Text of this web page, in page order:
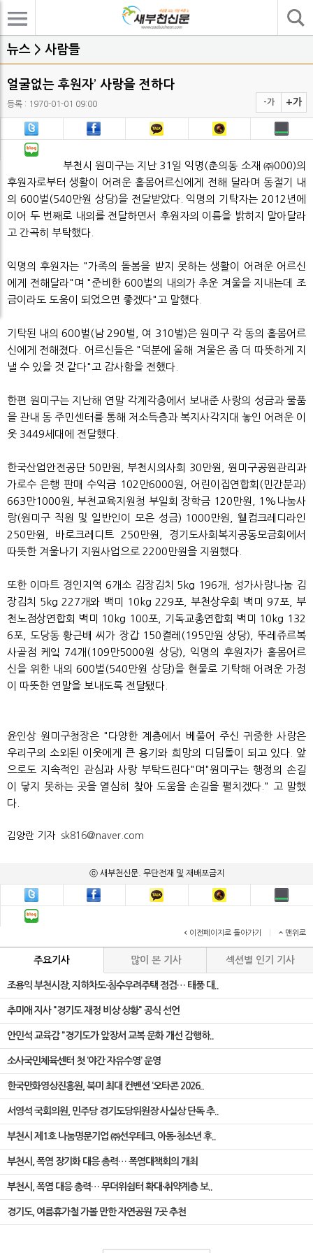
뉴스 > 사람들
얼굴없는 후원자’ 사랑을 전하다
등록 : 1970-01-01 09:00 -가 +가
부천시 원미구는 지난 31일 익명(춘의동 소재 ㈜000)의
후원자로부터 생활이 어려운 홀몸어르신에게 전해 달라며 동절기 내
의 600벌(540만원 상당)을 전달받았다. 익명의 기탁자는 2012년에
이어 두 번째로 내의를 전달하면서 후원자의 이름을 밝히지 말아달라
고 간곡히 부탁했다.
익명의 후원자는 "가족의 돌봄을 받지 못하는 생활이 어려운 어르신
에게 전해달라"며 "준비한 600벌의 내의가 추운 겨울을 지내는데 조
금이라도 도움이 되었으면 좋겠다"고 말했다.
기탁된 내의 600벌(남 290벌, 여 310벌)은 원미구 각 동의 홀몸어르
신에게 전해졌다. 어르신들은 "덕분에 올해 겨울은 좀 더 따뜻하게 지
낼 수 있을 것 같다"고 감사함을 전했다.
한편 원미구는 지난해 연말 각계각층에서 보내준 사랑의 성금과 물품
을 관내 동 주민센터를 통해 저소득층과 복지사각지대 놓인 어려운 이
웃 3449세대에 전달했다.
한국산업안전공단 50만원, 부천시의사회 30만원, 원미구공원관리과
가로수 은행 판매 수익금 102만6000원, 어린이집연합회(민간분과)
663만1000원, 부천교육지원청 부일회 장학금 120만원, 1%나눔사
랑(원미구 직원 및 일반인이 모은 성금) 1000만원, 웰컴크레디라인
250만원, 바로크레디트 250만원, 경기도사회복지공동모금회에서
따뜻한 겨울나기 지원사업으로 2200만원을 지원했다.
또한 이마트 경인지역 6개소 김장김치 5kg 196개, 성가사랑나눔 김
장김치 5kg 227개와 백미 10kg 229포, 부천상우회 백미 97포, 부
천노점상연합회 백미 10kg 100포, 기독교총연합회 백미 10kg 132
6포, 도당동 황근배 씨가 장갑 150켤레(195만원 상당), 뚜레쥬르복
사골점 케잌 74개(109만5000원 상당), 익명의 후원자가 홀몸어르
신을 위한 내의 600벌(540만원 상당)을 현물로 기탁해 어려운 가정
이 따뜻한 연말을 보내도록 전달됐다.
윤인상 원미구청장은 "다양한 계층에서 베풀어 주신 귀중한 사랑은
우리구의 소외된 이웃에게 큰 용기와 희망의 디딤돌이 되고 있다. 앞
으로도 지속적인 관심과 사랑 부탁드린다"며"원미구는 행정의 손길
이 닿지 못하는 곳을 열심히 찾아 도움을 손길을 펼치겠다." 고 말했
다.
김양란 기자 sk816@naver.com
ⓒ 새부천신문. 무단전재 및 재배포금지
이전페이지로 돌아가기 맨위로
주요기사 많이 본 기사 섹션별 인기 기사
조용익 부천시장, 지하차도·침수우려주택 점검… 태풍 대..
추미애 지사 "경기도 재정 비상 상황" 공식 선언
안민석 교육감 "경기도가 앞장서 교복 문화 개선 감행하..
소사국민체육센터 첫 ‘야간 자유수영’ 운영
한국만화영상진흥원, 북미 최대 컨벤션 ‘오타콘 2026..
서영석 국회의원, 민주당 경기도당위원장 사실상 단독 추..
부천시 제1호 나눔명문기업 ㈜선우테크, 아동·청소년 후..
부천시, 폭염 장기화 대응 총력… 폭염대책회의 개최
부천시, 폭염 대응 총력… 무더위쉼터 확대·취약계층 보..
경기도, 여름휴가철 가볼 만한 자연공원 7곳 추천